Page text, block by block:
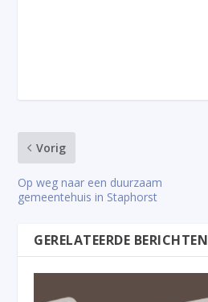
Vorig
Op weg naar een duurzaam
gemeentehuis in Staphorst
GERELATEERDE BERICHTEN